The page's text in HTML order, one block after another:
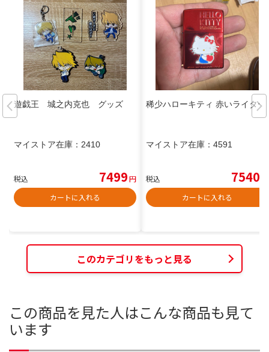
遊戯王 城之内克也 グッズ
マイストア在庫： 2410
税込 7499円
カートに入れる
稀少ハローキティ 赤いライター
マイストア在庫： 4591
税込 7540
カートに入れる
このカテゴリをもっと見る
この商品を見た人はこんな商品も見て
います